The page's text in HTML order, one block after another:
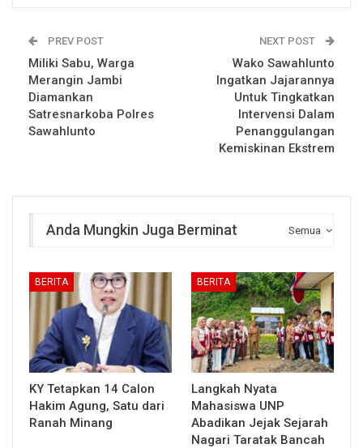
PREV POST
Miliki Sabu, Warga
Merangin Jambi
Diamankan
Satresnarkoba Polres
Sawahlunto
NEXT POST
Wako Sawahlunto
Ingatkan Jajarannya
Untuk Tingkatkan
Intervensi Dalam
Penanggulangan
Kemiskinan Ekstrem
Semua
Anda Mungkin Juga Berminat
BERITA
KY Tetapkan 14 Calon
Hakim Agung, Satu dari
Ranah Minang
BERITA
Langkah Nyata
Mahasiswa UNP
Abadikan Jejak Sejarah
Nagari Taratak Bancah